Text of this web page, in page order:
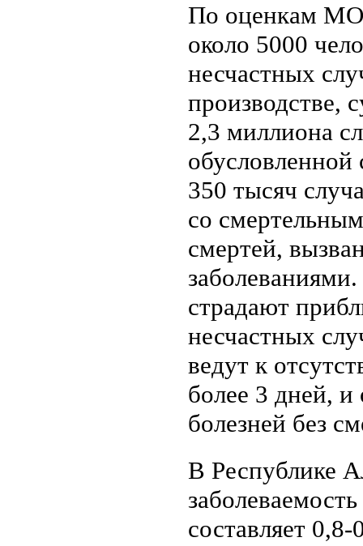
По оценкам
около 5000
несчастных
производстве,
2,3 миллиона
обусловленной
350 тысяч
со
смертей,
страдают
несчастных
ведут к
более 3 дней, и
болезней без
В Республике
составляет